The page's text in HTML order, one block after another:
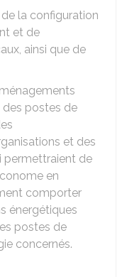
la configuration
et de
ainsi que de
postes de
et des
permettraient de
en
comporter
énergétiques
postes de
concernés.